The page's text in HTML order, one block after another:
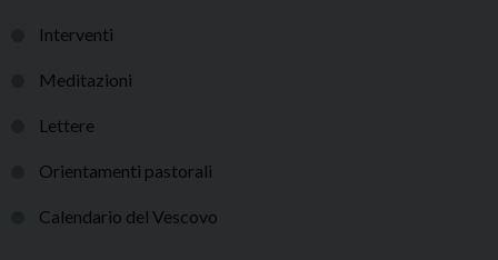
Interventi
Meditazioni
Lettere
Orientamenti pastorali
Calendario del Vescovo